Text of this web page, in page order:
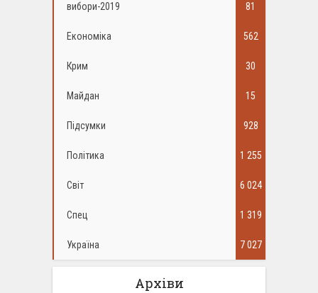
вибори-2019 81
Економіка 562
Крим 30
Майдан 15
Підсумки 928
Політика 1 255
Світ 6 024
Спец 1 319
Україна 7 027
Архіви